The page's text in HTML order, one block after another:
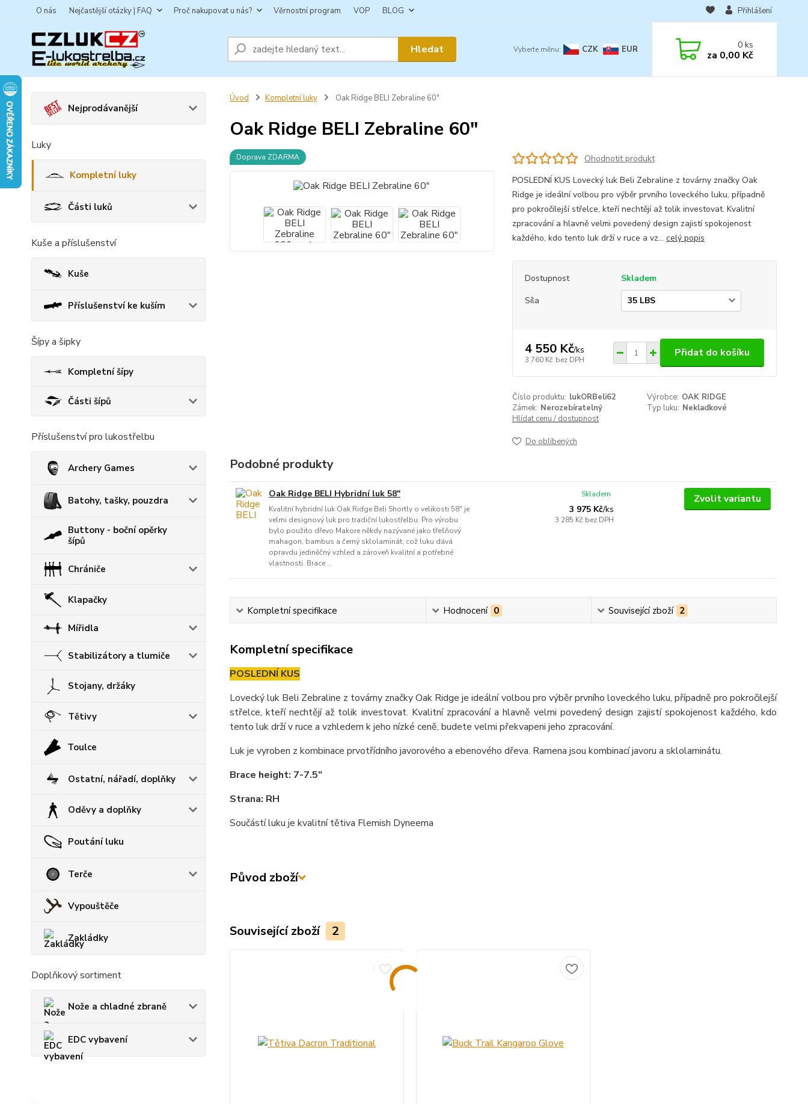
O nás Nejčastější otázky | FAQ Proč nakupovat u nás? Věrnostní program VOP BLOG
CZK EUR
Přihlášení
Hledat 0ks
za 0,00 Kč
Nejprodávanější
Luky
Kompletní luky
Části luků
Kuše a příslušenství
Kuše
Příslušenství ke kuším
Šípy a šipky
Kompletní šípy
Části šípů
Příslušenství pro lukostřelbu
Archery Games
Batohy, tašky, pouzdra
Buttony - boční opěrky
šípů
Chrániče
Klapačky
Mířidla
Stabilizátory a tlumiče
Stojany, držáky
Tětivy
Toulce
Ostatní, nářadí, doplňky
Oděvy a doplňky
Poutání luku
Terče
Vypouštěče
Zakládky
Doplňkový sortiment
Nože a chladné zbraně
EDC vybavení
Úvod Kompletní luky Oak Ridge BELI Zebraline 60"
Oak Ridge BELI Zebraline 60"
Doprava ZDARMA
Ohodnotit produkt
POSLEDNÍ KUS Lovecký luk Beli Zebraline z továrny značky Oak
Ridge je ideální volbou pro výběr prvního loveckého luku, případně
pro pokročilejší střelce, kteří nechtějí až tolik investovat. Kvalitní
zpracování a hlavně velmi povedený design zajistí spokojenost
každého, kdo tento luk drží v ruce a vz... celý popis
Dostupnost
Skladem
Síla
4 550 Kč/ks
3 760 Kč bez DPH
Přidat do košíku
Číslo produktu: lukORBeli62 Výrobce: OAK RIDGE
Zámek: Nerozebíratelný Typ luku: Nekladkové
Hlídat cenu / dostupnost
Do oblíbených
Podobné produkty
Oak Ridge BELI Hybridní luk 58"
Kvalitní hybridní luk Oak Ridge Beli Shortly o velikosti 58" je
velmi designový luk pro tradiční lukostřelbu. Pro výrobu
bylo použito dřevo Makore někdy nazývané jako třešňový
mahagon, bambus a černý sklolaminát, což luku dává
opravdu jediněčný vzhled a zároveň kvalitní a potřebné
vlastnosti. Brace ...
3 975 Kč/ks
3 285 Kč bez DPH
Skladem Zvolit variantu
Kompletní specifikace Hodnocení 0 Související zboží 2
Kompletní specifikace
POSLEDNÍ KUS
Lovecký luk Beli Zebraline z továrny značky Oak Ridge je ideální volbou pro výběr prvního loveckého luku, případně pro pokročilejší
střelce, kteří nechtějí až tolik investovat. Kvalitní zpracování a hlavně velmi povedený design zajistí spokojenost každého, kdo
tento luk drží v ruce a vzhledem k jeho nízké ceně, budete velmi překvapeni jeho zpracování.
Luk je vyroben z kombinace prvotřídního javorového a ebenového dřeva. Ramena jsou kombinací javoru a sklolaminátu.
Brace height: 7-7.5"
Strana: RH
Součástí luku je kvalitní tětiva Flemish Dyneema
Původ zboží
Související zboží 2